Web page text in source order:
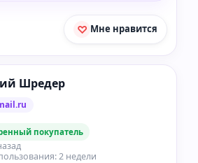
Мне нравится
Шредер
покупатель
2 недели